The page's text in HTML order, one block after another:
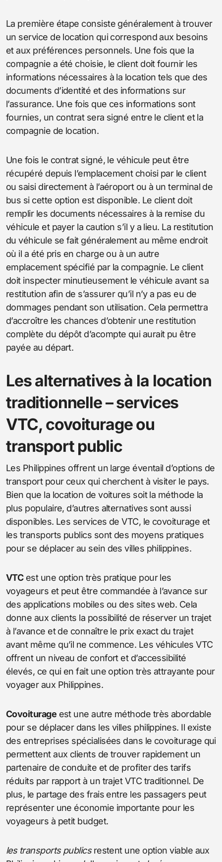
La première étape consiste généralement à trouver
un service de location qui correspond aux besoins
et aux préférences personnels. Une fois que la
compagnie a été choisie, le client doit fournir les
informations nécessaires à la location tels que des
documents d’identité et des informations sur
l’assurance. Une fois que ces informations sont
fournies, un contrat sera signé entre le client et la
compagnie de location.
Une fois le contrat signé, le véhicule peut être
récupéré depuis l’emplacement choisi par le client
ou saisi directement à l’aéroport ou à un terminal de
bus si cette option est disponible. Le client doit
remplir les documents nécessaires à la remise du
véhicule et payer la caution s’il y a lieu. La restitution
du véhicule se fait généralement au même endroit
où il a été pris en charge ou à un autre
emplacement spécifié par la compagnie. Le client
doit inspecter minutieusement le véhicule avant sa
restitution afin de s’assurer qu’il n’y a pas eu de
dommages pendant son utilisation. Cela permettra
d’accroître les chances d’obtenir une restitution
complète du dépôt d’acompte qui aurait pu être
payée au départ.
Les alternatives à la location
traditionnelle – services
VTC, covoiturage ou
transport public
Les Philippines offrent un large éventail d’options de
transport pour ceux qui cherchent à visiter le pays.
Bien que la location de voitures soit la méthode la
plus populaire, d’autres alternatives sont aussi
disponibles. Les services de VTC, le covoiturage et
les transports publics sont des moyens pratiques
pour se déplacer au sein des villes philippines.
VTCest une option très pratique pour les
voyageurs et peut être commandée à l’avance sur
des applications mobiles ou des sites web. Cela
donne aux clients la possibilité de réserver un trajet
à l’avance et de connaître le prix exact du trajet
avant même qu’il ne commence. Les véhicules VTC
offrent un niveau de confort et d’accessibilité
élevés, ce qui en fait une option très attrayante pour
voyager aux Philippines.
Covoiturage est une autre méthode très abordable
pour se déplacer dans les villes philippines. Il existe
des entreprises spécialisées dans le covoiturage qui
permettent aux clients de trouver rapidement un
partenaire de conduite et de profiter des tarifs
réduits par rapport à un trajet VTC traditionnel. De
plus, le partage des frais entre les passagers peut
représenter une économie importante pour les
voyageurs à petit budget.
les transports publicsrestent une option viable aux